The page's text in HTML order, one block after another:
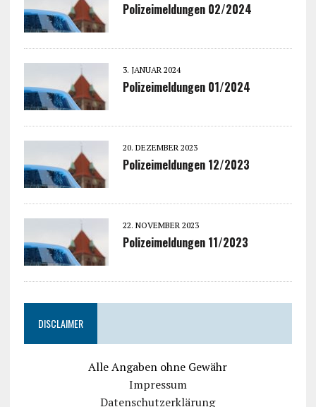
Polizeimeldungen 02/2024
3. JANUAR 2024
Polizeimeldungen 01/2024
20. DEZEMBER 2023
Polizeimeldungen 12/2023
22. NOVEMBER 2023
Polizeimeldungen 11/2023
DISCLAIMER
Alle Angaben ohne Gewähr
Impressum
Datenschutzerklärung